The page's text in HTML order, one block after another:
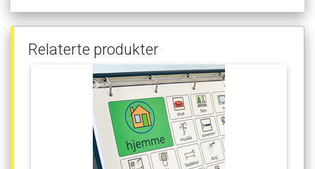
Relaterte produkter